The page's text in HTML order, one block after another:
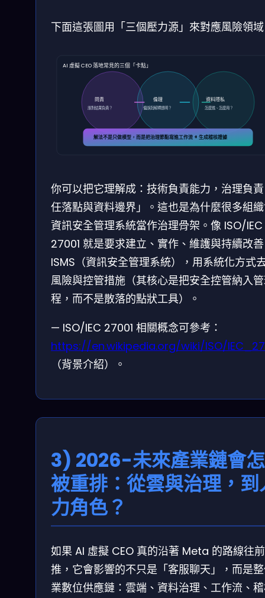
下面這張圖用「三個壓力源」來對應風險領
AI 虛擬 CEO 落地常見的三個「卡點」
問責
誰對結果負責？
倫理
偏誤與解釋透明？
資料隱私
怎麼進、怎麼用？
解法不是只做模型，而是把治理節點寫進工作流 + 生成稽核證據
你可以把它理解成：技術負責能力，治理負
任落點與資料邊界」。這也是為什麼很多組
資訊安全管理系統當作治理骨架。像 ISO/IEC
27001 就是要求建立、實作、維護與持續改善
ISMS（資訊安全管理系統），用系統化方式
風險與控管措施（其核心是把安全控管納入
程，而不是散落的點狀工具）。
— ISO/IEC 27001 相關概念可參考：
https://en.wikipedia.org/wiki/ISO/
（背景介紹）。
3) 2026-未來產業鏈會
被重排：從雲與治理，到
力角色？
如果 AI 虛擬 CEO 真的沿著 Meta 的路線往前
推，它會影響的不只是「客服聊天」，而是
業數位供應鏈：雲端、資料治理、工作流、